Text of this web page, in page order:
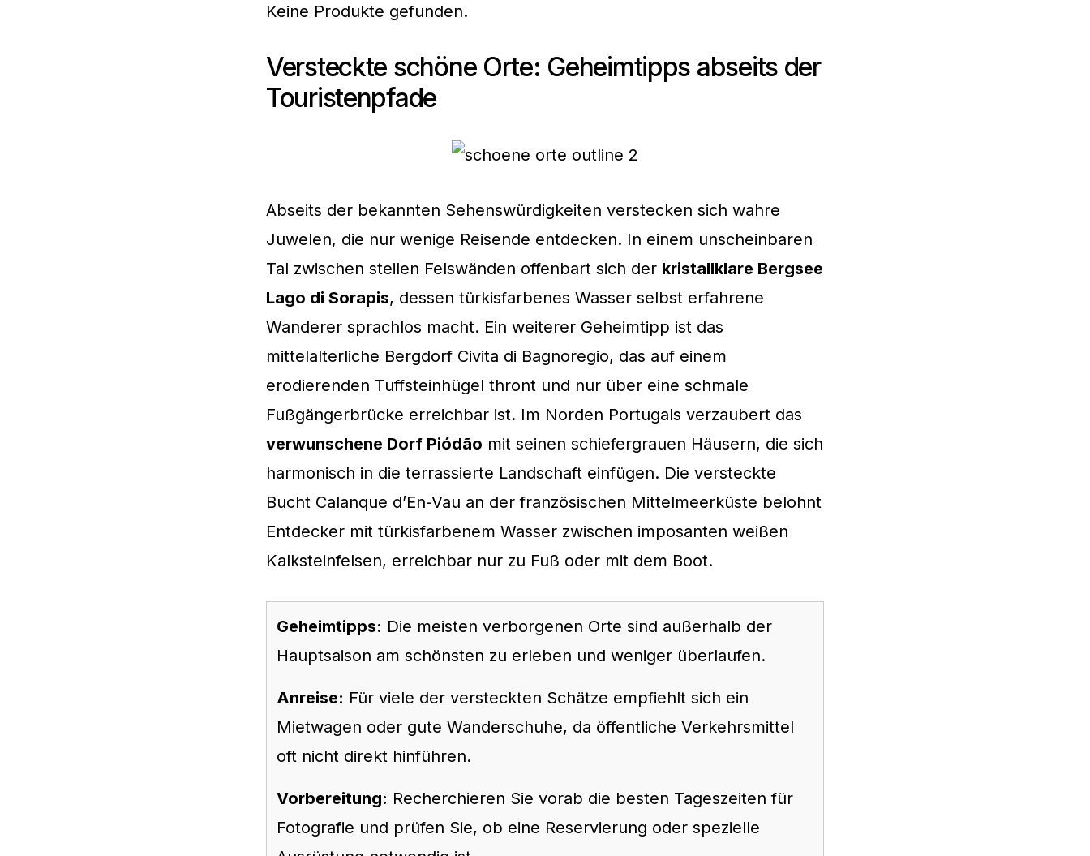
Keine Produkte gefunden.
Versteckte schöne Orte: Geheimtipps abseits der
Touristenpfade
Abseits der bekannten Sehenswürdigkeiten verstecken sich wahre
Juwelen, die nur wenige Reisende entdecken. In einem unscheinbaren
Tal zwischen steilen Felswänden offenbart sich der kristallklare Bergsee
Lago di Sorapis, dessen türkisfarbenes Wasser selbst erfahrene
Wanderer sprachlos macht. Ein weiterer Geheimtipp ist das
mittelalterliche Bergdorf Civita di Bagnoregio, das auf einem
erodierenden Tuffsteinhügel thront und nur über eine schmale
Fußgängerbrücke erreichbar ist. Im Norden Portugals verzaubert das
verwunschene Dorf Piódão mit seinen schiefergrauen Häusern, die sich
harmonisch in die terrassierte Landschaft einfügen. Die versteckte
Bucht Calanque d’En-Vau an der französischen Mittelmeerküste belohnt
Entdecker mit türkisfarbenem Wasser zwischen imposanten weißen
Kalksteinfelsen, erreichbar nur zu Fuß oder mit dem Boot.
Geheimtipps: Die meisten verborgenen Orte sind außerhalb der
Hauptsaison am schönsten zu erleben und weniger überlaufen.
Anreise: Für viele der versteckten Schätze empfiehlt sich ein
Mietwagen oder gute Wanderschuhe, da öffentliche Verkehrsmittel
oft nicht direkt hinführen.
Vorbereitung: Recherchieren Sie vorab die besten Tageszeiten für
Fotografie und prüfen Sie, ob eine Reservierung oder spezielle